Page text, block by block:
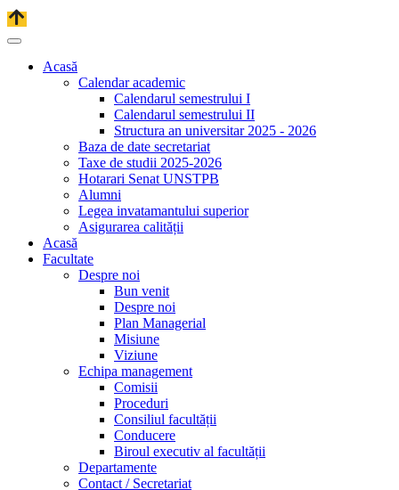
Acasă
Calendar academic
Calendarul semestrului I
Calendarul semestrului II
Structura an universitar 2025 - 2026
Baza de date secretariat
Taxe de studii 2025-2026
Hotarari Senat UNSTPB
Alumni
Legea invatamantului superior
Asigurarea calității
Acasă
Facultate
Despre noi
Bun venit
Despre noi
Plan Managerial
Misiune
Viziune
Echipa management
Comisii
Proceduri
Consiliul facultății
Conducere
Biroul executiv al facultății
Departamente
Contact / Secretariat